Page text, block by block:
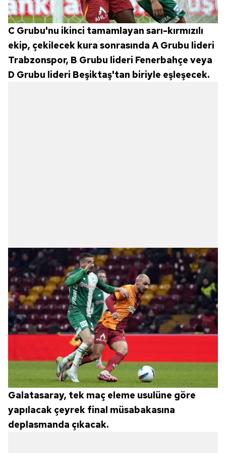
Çerezlere ilişkin tercihlerinizi aşağıda yer alan panel
vasıtasıyla belirleyebilirsiniz. Çerezlere ilişkin detaylı bilgi
için Ayarlar butonuna tıklayabilir,Çerez Bilgilendirme
Metnimiziziyaret edebilirsiniz.
6698 sayılı Kişisel Verilerin Korunması Kanunu uyarınca
hazırlanmış Aydınlatma Metnimizi okumak ve sitemizde
C Grubu'nu ikinci tamamlayan sarı-kırmızılı
ekip, çekilecek kura sonrasında A Grubu lideri
Trabzonspor, B Grubu lideri Fenerbahçe veya
D Grubu lideri Beşiktaş'tan biriyle eşleşecek.
Galatasaray, tek maç eleme usulüne göre
yapılacak çeyrek final müsabakasına
deplasmanda çıkacak.